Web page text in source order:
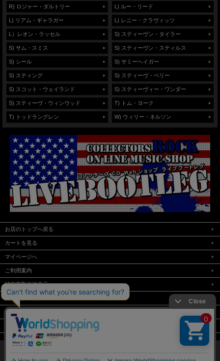
R) ロジャー・ダルトリー
L) リアム・ギャラガー
L）レオン・ラッセル
S) サム・スミス
S) シール
S) スティング
S) スコット・ウェイランド
S) スティーヴ・ウィンウッド
T) トッドラングレン
L) ルー・リード
L) レニー・クラヴィッツ
S) スティーヴン・タイラー
S) スティーヴン・スティルス
S) サミーヘイガー
S) スティーヴ・ペリー
S) スティーヴィー・ワンダー
T) トム・ヨーク
W) ウィリー・ネルソン
お店のトップへ戻る
カートを見る
マイページへ
ご利用案内
特定商取引法表示
サイトマップ
お問い合わせ